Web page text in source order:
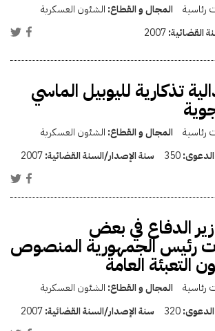
رئاسية المجال و القطاع: الشئون العسكرية
القضائية:2007
تذكارية لليوبيل الماسي
رئاسية المجال و القطاع: الشئون العسكرية
350 سنة الإصدار/السنة القضائية:2007
الدفاع في بعض
رئيس الجمهورية المنصوص
التعبئة العامة
رئاسية المجال و القطاع: الشئون العسكرية
320 سنة الإصدار/السنة القضائية:2007